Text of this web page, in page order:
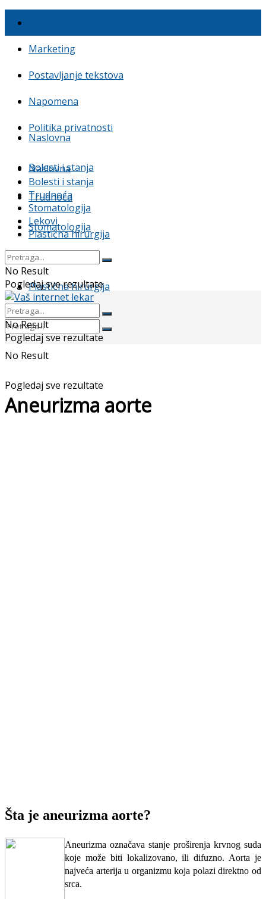
Marketing
Postavljanje tekstova
Napomena
Politika privatnosti
Naslovna
Bolesti i stanja
Trudnoća
Stomatologija
Lekovi
Plastična hirurgija
No Result
Pogledaj sve rezultate
Naslovna
Bolesti i stanja
Trudnoća
Stomatologija
Lekovi
Plastična hirurgija
No Result
Pogledaj sve rezultate
No Result
Pogledaj sve rezultate
Aneurizma aorte
Šta je aneurizma aorte?
Aneurizma označava stanje proširenja krvnog suda
koje može biti lokalizovano, ili difuzno. Aorta je
najveća arterija u organizmu koja polazi direktno od
srca.